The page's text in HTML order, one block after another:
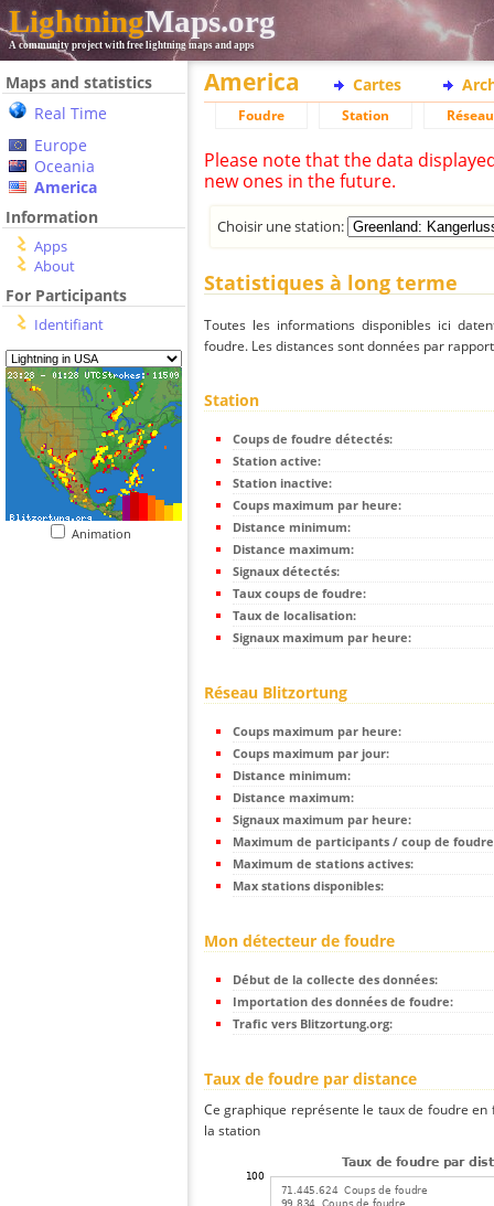
LightningMaps.org
A community project with free lightning maps and apps
Maps and statistics
Real Time
Europe
Oceania
America
Information
Apps
About
For Participants
Identifiant
Animation
America Cartes
Foudre Station Réseau
Please note that the data
new ones in the future.
Choisir une station:
Statistiques à long terme
Toutes les informations disponibles ici
foudre. Les distances sont données par
Station
Coups de foudre détectés:
Station active:
Station inactive:
Coups maximum par heure:
Distance minimum:
Distance maximum:
Signaux détectés:
Taux coups de foudre:
Taux de localisation:
Signaux maximum par heure:
Réseau Blitzortung
Coups maximum par heure:
Coups maximum par jour:
Distance minimum:
Distance maximum:
Signaux maximum par heure:
Maximum de participants / coup de
Maximum de stations actives:
Max stations disponibles:
Mon détecteur de foudre
Début de la collecte des données:
Importation des données de foudre:
Trafic vers Blitzortung.org:
Taux de foudre par distance
Ce graphique représente le taux de foudre
la station